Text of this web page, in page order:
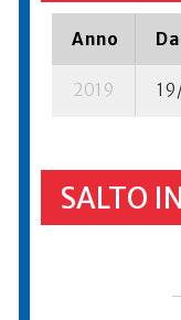
Anno
2019
SALTO